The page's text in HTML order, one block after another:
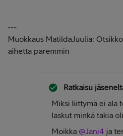
---
Muokkaus MatildaJuulia:
aihetta paremmin
Ratkaisu
Miksi liittymä ei ala
laskut minkä takia
Moikka ​ @Jani4 ja